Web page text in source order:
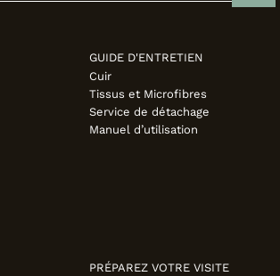
GUIDE D'ENTRETIEN
Cuir
Tissus et Microfibres
Service de détachage
Manuel d’utilisation
PRÉPAREZ VOTRE VISITE